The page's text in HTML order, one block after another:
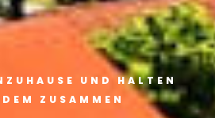
UND HALTEN
ZUSAMMEN